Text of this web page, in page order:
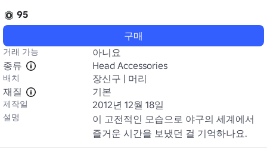
95
구매
거래 가능
아니요
종류
Head Accessories
배치
장신구 | 머리
재질
기본
제작일 2012년 12월 18일
설명
이 고전적인 모습으로 야구의 세계에서
즐거운 시간을 보냈던 걸 기억하나요.